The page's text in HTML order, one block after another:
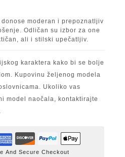
moderan i prepoznatljiv
Odličan su izbor za one
ali i stilski upečatljiv.
karaktera kako bi se bolje
Kupovinu željenog modela
Ukoliko vas
model naočala, kontaktirajte
And Secure Checkout